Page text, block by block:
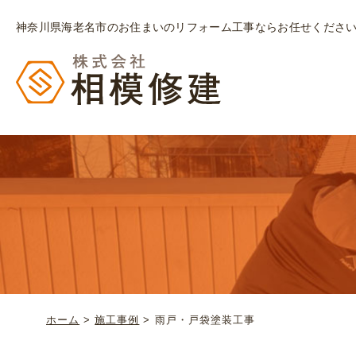
神奈川県海老名市のお住まいのリフォーム工事ならお任せくださ
ホーム >施工事例 > 雨戸・戸袋塗装工事